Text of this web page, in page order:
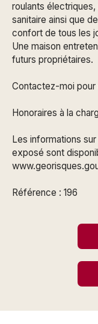
roulants
sanitaire ainsi que
confort de tous les
Une maison
futurs propriétaires.
Contactez-moi pour
Honoraires à la
Les informations
exposé sont
Référence : 196